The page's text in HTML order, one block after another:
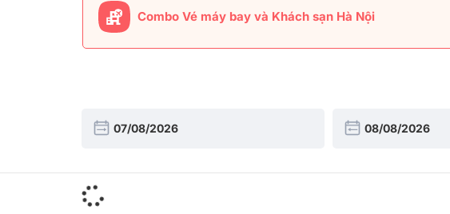
Combo Vé máy bay và Khách sạn Hà Nội